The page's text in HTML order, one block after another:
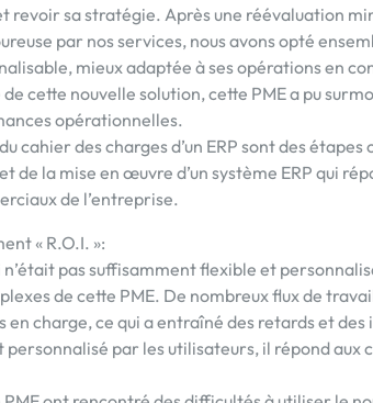
revoir sa stratégie. Après une réévaluation
par nos services, nous avons opté
mieux adaptée à ses opérations en
cette nouvelle solution, cette PME a pu
opérationnelles.
cahier des charges d’un ERP sont des
de la mise en œuvre d’un système ERP qui
de l’entreprise.
« R.O.I. »:
n’était pas suffisamment flexible et
de cette PME. De nombreux flux de
en charge, ce qui a entraîné des retards et
personnalisé par les utilisateurs, il répond